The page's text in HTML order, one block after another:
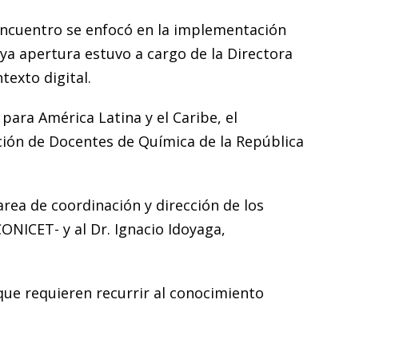
se enfocó en la implementación
apertura estuvo a cargo de la Directora
digital.
América Latina y el Caribe, el
de Docentes de Química de la República
de coordinación y dirección de los
y al Dr. Ignacio Idoyaga,
requieren recurrir al conocimiento